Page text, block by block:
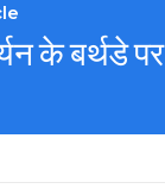
के बर्थडे